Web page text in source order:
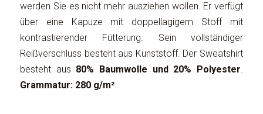
werden Sie es nicht mehr ausziehen wollen. Er verfügt
über eine Kapuze mit doppellagigem Stoff mit
kontrastierender Fütterung. Sein vollständiger
Reißverschluss besteht aus Kunststoff. Der Sweatshirt
besteht aus 80% Baumwolle und 20% Polyester.
Grammatur: 280 g/m².